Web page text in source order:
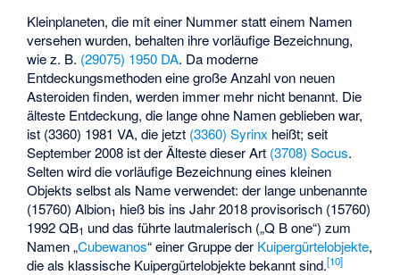
Kleinplaneten, die mit einer Nummer statt einem Namen
versehen wurden, behalten ihre vorläufige Bezeichnung,
wie z. B. (29075) 1950 DA. Da moderne
Entdeckungsmethoden eine große Anzahl von neuen
Asteroiden finden, werden immer mehr nicht benannt. Die
älteste Entdeckung, die lange ohne Namen geblieben war,
ist (3360) 1981 VA, die jetzt (3360) Syrinx heißt; seit
September 2008 ist der Älteste dieser Art (3708) Socus.
Selten wird die vorläufige Bezeichnung eines kleinen
Objekts selbst als Name verwendet: der lange unbenannte
(15760) Albion1 hieß bis ins Jahr 2018 provisorisch (15760)
1992 QB1 und das führte lautmalerisch („Q B one“) zum
Namen „Cubewanos“ einer Gruppe der Kuipergürtelobjekte,
die alsklassische Kuipergürtelobjektebekannt sind.[10]